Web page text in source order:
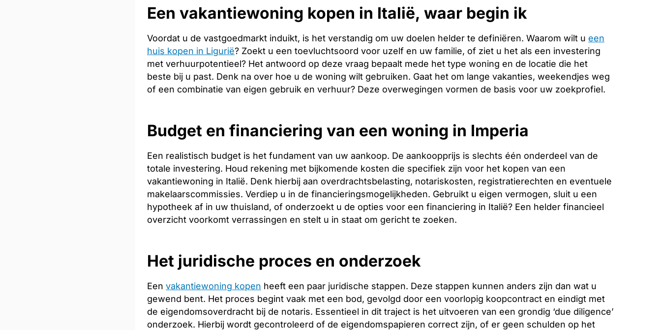
Een vakantiewoning kopen in Italië, waar begin ik
Voordat u de vastgoedmarkt induikt, is het verstandig om uw doelen helder te definiëren. Waarom wilt u een
huis kopen in Ligurië? Zoekt u een toevluchtsoord voor uzelf en uw familie, of ziet u het als een investering
met verhuurpotentieel? Het antwoord op deze vraag bepaalt mede het type woning en de locatie die het
beste bij u past. Denk na over hoe u de woning wilt gebruiken. Gaat het om lange vakanties, weekendjes weg
of een combinatie van eigen gebruik en verhuur? Deze overwegingen vormen de basis voor uw zoekprofiel.
Budget en financiering van een woning in Imperia
Een realistisch budget is het fundament van uw aankoop. De aankoopprijs is slechts één onderdeel van de
totale investering. Houd rekening met bijkomende kosten die specifiek zijn voor het kopen van een
vakantiewoning in Italië. Denk hierbij aan overdrachtsbelasting, notariskosten, registratierechten en eventuele
makelaarscommissies. Verdiep u in de financieringsmogelijkheden. Gebruikt u eigen vermogen, sluit u een
hypotheek af in uw thuisland, of onderzoekt u de opties voor een financiering in Italië? Een helder financieel
overzicht voorkomt verrassingen en stelt u in staat om gericht te zoeken.
Het juridische proces en onderzoek
Een vakantiewoning kopen heeft een paar juridische stappen. Deze stappen kunnen anders zijn dan wat u
gewend bent. Het proces begint vaak met een bod, gevolgd door een voorlopig koopcontract en eindigt met
de eigendomsoverdracht bij de notaris. Essentieel in dit traject is het uitvoeren van een grondig ‘due diligence’
onderzoek. Hierbij wordt gecontroleerd of de eigendomspapieren correct zijn, of er geen schulden op het